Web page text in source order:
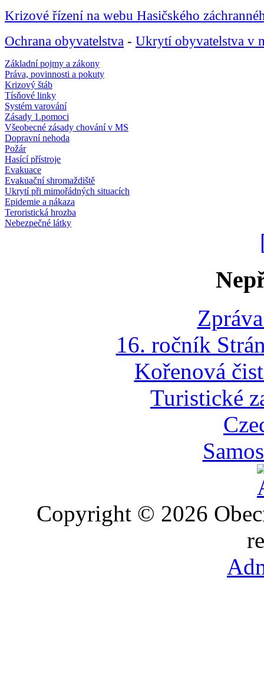
Krizové řízení na webu Hasičského
Ochrana obyvatelstva - Ukrytí obyvatelstva v
Základní pojmy a zákony
Práva, povinnosti a pokuty
Krizový štáb
Tísňové linky
Systém varování
Zásady 1.pomoci
Všeobecné zásady chování v MS
Dopravní nehoda
Požár
Hasící přístroje
Evakuace
Evakuační shromaždiště
Ukrytí při mimořádných situacích
Epidemie a nákaza
Teroristická hrozba
Nebezpečné látky
16. ročník
Kořenová
Turistické
Copyright © 2026